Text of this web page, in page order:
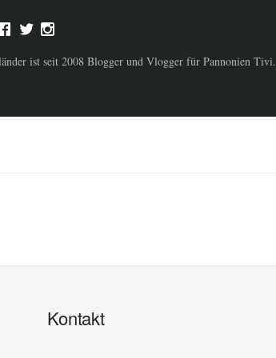
ist seit 2008 Blogger und Vlogger für Pannonien Tivi.
Kontakt